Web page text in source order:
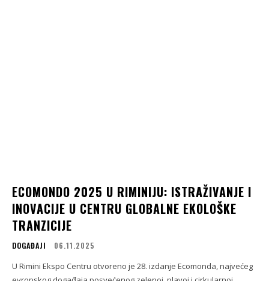
ECOMONDO 2025 U RIMINIJU: ISTRAŽIVANJE I
INOVACIJE U CENTRU GLOBALNE EKOLOŠKE
TRANZICIJE
DOGAĐAJI 06.11.2025
U Rimini Ekspo Centru otvoreno je 28. izdanje Ecomonda, najvećeg